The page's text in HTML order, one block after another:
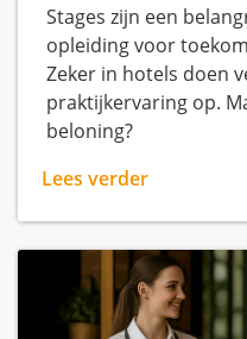
Stages zijn een
opleiding voor
Zeker in hotels doen
praktijkervaring op.
beloning?
Lees verder